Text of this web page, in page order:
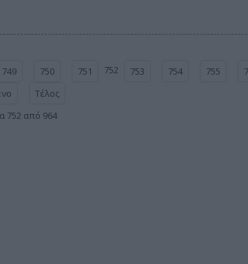
749 750 751 752 753 754 755
Τέλος
752 από 964